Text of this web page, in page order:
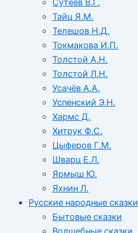
Сутеев В.Г.
Тайц Я.М.
Телешов Н.Д.
Токмакова И.П.
Толстой А.Н.
Толстой Л.Н.
Усачёв А.А.
Успенский Э.Н.
Хармс Д.
Хитрук Ф.С.
Цыферов Г.М.
Шварц Е.Л.
Ярмыш Ю.
Яхнин Л.
Русские народные сказки
Бытовые сказки